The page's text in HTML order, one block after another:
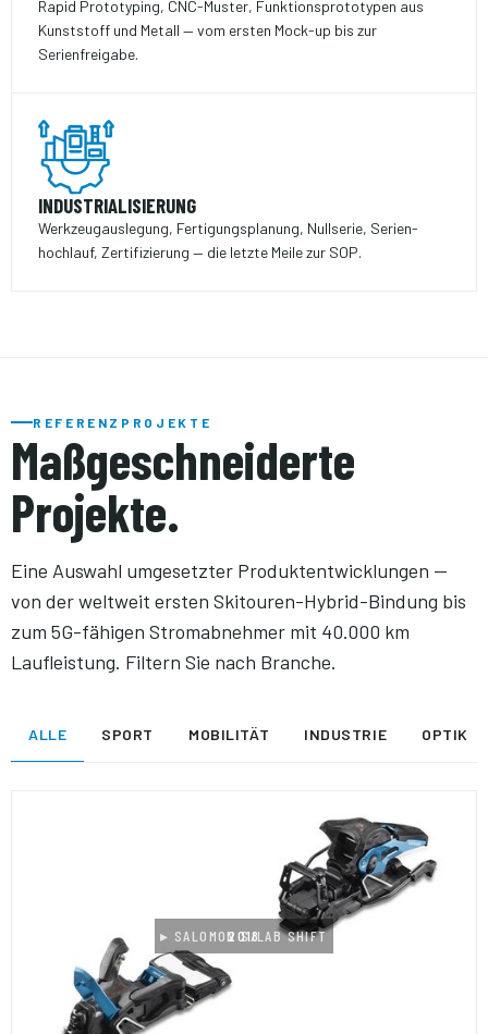
Rapid Prototyping, CNC-Muster, Funktions­prototypen aus
Kunststoff und Metall — vom ersten Mock-up bis zur
Serienfreigabe.
INDUSTRIALISIERUNG
Werkzeug­auslegung, Fertigungs­planung, Nullserie, Serien­
hochlauf, Zertifizierung — die letzte Meile zur SOP.
REFERENZPROJEKTE
Maßgeschneiderte
Projekte.
Eine Auswahl umgesetzter Produktentwicklungen —
von der weltweit ersten Skitouren-Hybrid-Bindung bis
zum 5G-fähigen Stromabnehmer mit 40.000 km
Laufleistung. Filtern Sie nach Branche.
ALLE SPORT MOBILITÄT INDUSTRIE OPTIK
▸ SALOMON S/LAB SHIFT
2018